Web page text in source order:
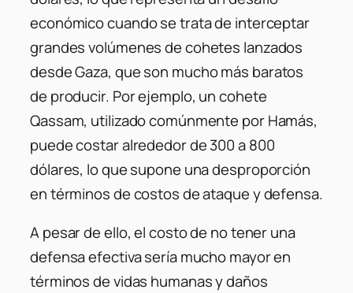
económico cuando se trata de interceptar
grandes volúmenes de cohetes lanzados
desde Gaza, que son mucho más baratos
de producir. Por ejemplo, un cohete
Qassam, utilizado comúnmente por Hamás,
puede costar alrededor de 300 a 800
dólares, lo que supone una desproporción
en términos de costos de ataque y defensa.
A pesar de ello, el costo de no tener una
defensa efectiva sería mucho mayor en
términos de vidas humanas y daños